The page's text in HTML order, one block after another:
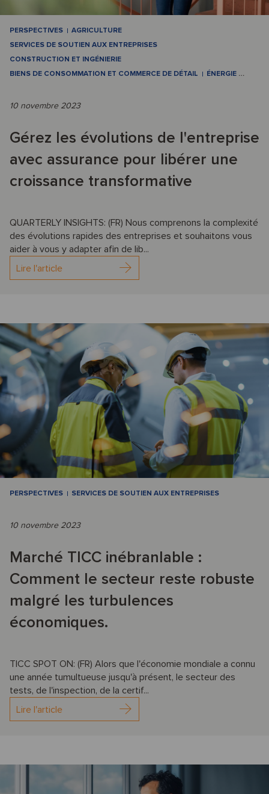
PERSPECTIVES
AGRICULTURE
SERVICES DE SOUTIEN AUX ENTREPRISES
CONSTRUCTION ET INGÉNIERIE
BIENS DE CONSOMMATION ET COMMERCE DE DÉTAIL
ÉNERGIE …
10 novembre 2023
Gérez les évolutions de l'entreprise
avec assurance pour libérer une
croissance transformative
QUARTERLY INSIGHTS: (FR) Nous comprenons la complexité
des évolutions rapides des entreprises et souhaitons vous
aider à vous y adapter afin de lib...
Lire l'article
PERSPECTIVES SERVICES DE SOUTIEN AUX ENTREPRISES
10 novembre 2023
Marché TICC inébranlable :
Comment le secteur reste robuste
malgré les turbulences
économiques.
TICC SPOT ON: (FR) Alors que l'économie mondiale a connu
une année tumultueuse jusqu'à présent, le secteur des
tests, de l'inspection, de la certif...
Lire l'article